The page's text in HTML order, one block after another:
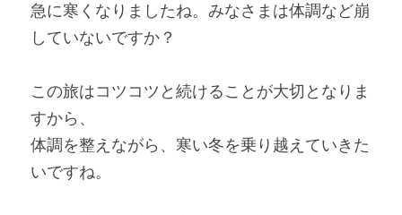
急に寒くなりましたね。みなさまは体調など崩
していないですか？
この旅はコツコツと続けることが大切となりま
すから、
体調を整えながら、寒い冬を乗り越えていきた
いですね。